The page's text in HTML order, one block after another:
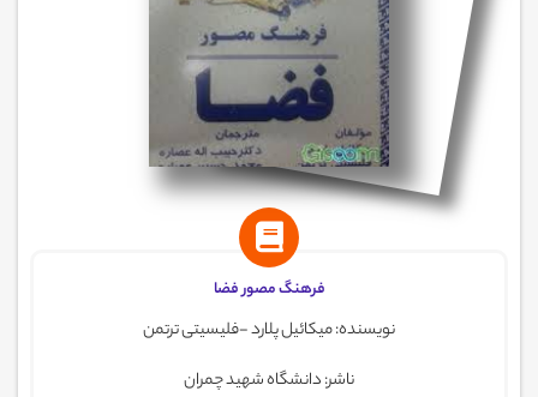
فرهنگ مصور فضا
نویسنده: میکائیل پلارد -فلیسیتی ترتمن
ناشر: دانشگاه شهید چمران